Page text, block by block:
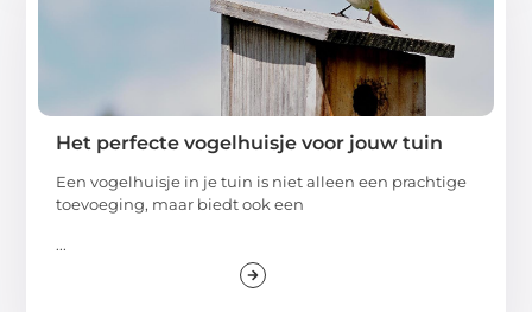
Het perfecte vogelhuisje voor jouw tuin
Een vogelhuisje in je tuin is niet alleen een prachtige
toevoeging, maar biedt ook een
...